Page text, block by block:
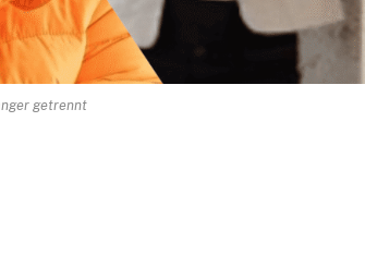
getrennt